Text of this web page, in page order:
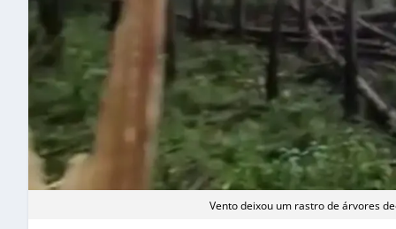
Vento deixou um rastro de árvores